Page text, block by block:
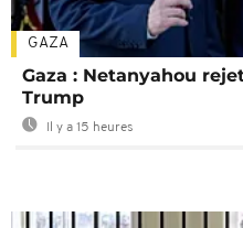
GAZA
Gaza : Netanyahou
Trump
Il y a 15 heures